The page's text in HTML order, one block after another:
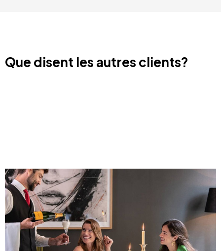
Que disent les autres clients?